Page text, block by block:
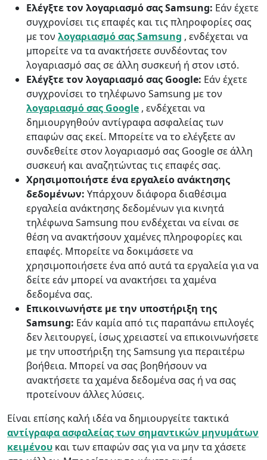
Ελέγξτε τον λογαριασμό σας Samsung: Εάν έχετε
συγχρονίσει τις επαφές και τις πληροφορίες σας
με τον λογαριασμό σας Samsung , ενδέχεται να
μπορείτε να τα ανακτήσετε συνδέοντας τον
λογαριασμό σας σε άλλη συσκευή ή στον ιστό.
Ελέγξτε τον λογαριασμό σας Google: Εάν έχετε
συγχρονίσει το τηλέφωνο Samsung με τον
λογαριασμό σας Google , ενδέχεται να
δημιουργηθούν αντίγραφα ασφαλείας των
επαφών σας εκεί. Μπορείτε να το ελέγξετε αν
συνδεθείτε στον λογαριασμό σας Google σε άλλη
συσκευή και αναζητώντας τις επαφές σας.
Χρησιμοποιήστε ένα εργαλείο ανάκτησης
δεδομένων: Υπάρχουν διάφορα διαθέσιμα
εργαλεία ανάκτησης δεδομένων για κινητά
τηλέφωνα Samsung που ενδέχεται να είναι σε
θέση να ανακτήσουν χαμένες πληροφορίες και
επαφές. Μπορείτε να δοκιμάσετε να
χρησιμοποιήσετε ένα από αυτά τα εργαλεία για να
δείτε εάν μπορεί να ανακτήσει τα χαμένα
δεδομένα σας.
Επικοινωνήστε με την υποστήριξη της
Samsung: Εάν καμία από τις παραπάνω επιλογές
δεν λειτουργεί, ίσως χρειαστεί να επικοινωνήσετε
με την υποστήριξη της Samsung για περαιτέρω
βοήθεια. Μπορεί να σας βοηθήσουν να
ανακτήσετε τα χαμένα δεδομένα σας ή να σας
προτείνουν άλλες λύσεις.
Είναι επίσης καλή ιδέα να δημιουργείτε τακτικά
αντίγραφα ασφαλείας των σημαντικών μηνυμάτων
κειμένου και των επαφών σας για να μην τα χάσετε